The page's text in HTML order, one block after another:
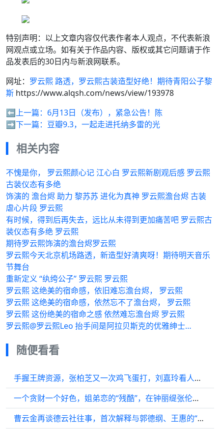
特别声明：以上文章内容仅代表作者本人观点，不代表新浪
网观点或立场。如有关于作品内容、版权或其它问题请于作
品发表后的30日内与新浪网联系。
网址： 罗云熙 路透️，罗云熙古装造型好绝！期待青阳公子黎
斯 https://www.alqsh.com/news/view/193978
⬅️上一篇： 6月13日（发布），紧急公告！陈
➡️下一篇： 豆瓣9.3，一起走进托纳多雷的光
相关内容
不愧是你， 罗云熙颜心记 江心白 罗云熙新剧观后感 罗云熙
古装仪态有多绝
饰演的 澹台烬 助力 黎苏苏 进化为真神 罗云熙澹台烬 古装
虐心片段 罗云熙
有时候，得到后再失去，远比从未得到更加痛苦吧 罗云熙古
装仪态有多绝 罗云熙
期待罗云熙饰演的澹台烬罗云熙
罗云熙今天北京机场路透，新造型好清爽呀！期待明天音乐
节舞台
重新定义 “纨绔公子” 罗云熙 罗云熙
罗云熙 这绝美的宿命感，依旧难忘澹台烬， 罗云熙
罗云熙 这绝美的宿命感，依然忘不了澹台烬， 罗云熙
罗云熙 这份绝美的宿命之感 依然难忘澹台烬 罗云熙
罗云熙@罗云熙Leo 抬手间是阿拉贝斯克的优雅绅士…
随便看看
手握王牌资源，张柏芝又一次鸡飞蛋打，刘嘉玲看人真的很准
一个贪财一个好色，姐弟恋的“残酷”，在钟丽缇张伦硕身上应验了
曹云金再谈德云社往事，首次解释与郭德纲、王惠的“亲戚关系”